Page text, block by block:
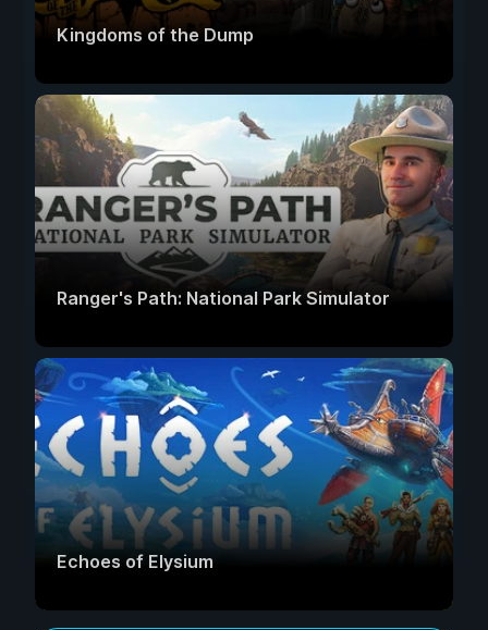
Kingdoms of the Dump
Ranger's Path: National Park Simulator
Echoes of Elysium